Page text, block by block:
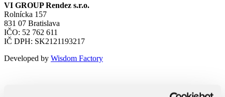
VI GROUP Rendez s.r.o.
Rolnícka 157
831 07 Bratislava
IČO: 52 762 611
IČ DPH: SK2121193217
Developed by Wisdom Factory